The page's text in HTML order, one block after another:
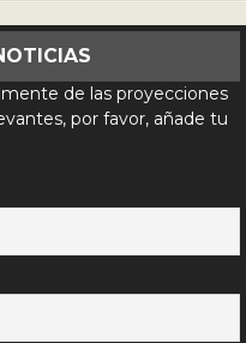
de las proyecciones
por favor, añade tu